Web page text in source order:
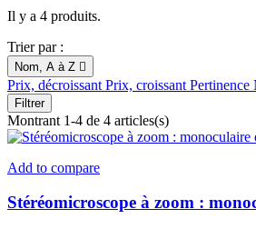
Il y a 4 produits.
Trier par :
Nom, A à Z 
Prix, décroissant Prix, croissant Pertinence
Filtrer
Montrant 1-4 de 4 articles(s)
Add to compare
Stéréomicroscope à zoom :